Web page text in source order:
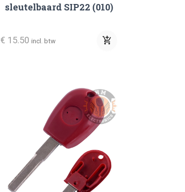
sleutelbaard SIP22 (010)
€ 15.50 incl. btw add_shopping_cart